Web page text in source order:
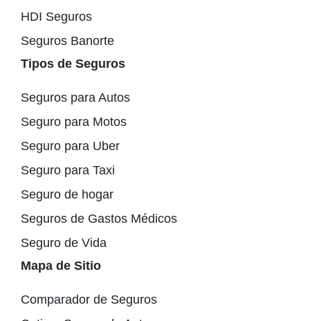
HDI Seguros
Seguros Banorte
Tipos de Seguros
Seguros para Autos
Seguro para Motos
Seguro para Uber
Seguro para Taxi
Seguro de hogar
Seguros de Gastos Médicos
Seguro de Vida
Mapa de Sitio
Comparador de Seguros